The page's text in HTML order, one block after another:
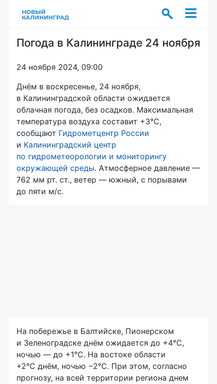
Погода в Калининграде 24 ноября
24 ноября 2024, 09:00
Днём в воскресенье, 24 ноября,
в Калининградской области ожидается
облачная погода, без осадков. Максимальная
температура воздуха составит +3°C,
сообщают Гидрометцентр России
и Калининградский центр
по гидрометеорологии и мониторингу
окружающей среды. Атмосферное давление —
762 мм рт. ст., ветер — южный, с порывами
до пяти м/с.
На побережье в Балтийске, Пионерском
и Зеленоградске днём ожидается до +4°C,
ночью — до +1°C. На востоке области
+2°C днём, ночью −2°C. При этом, согласно
прогнозу, на всей территории региона днем